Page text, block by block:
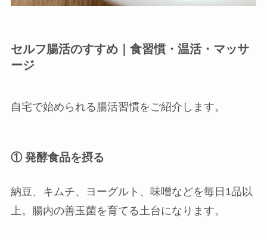
セルフ腸活のすすめ｜食習慣・温活・マッサ
ージ
自宅で始められる腸活習慣をご紹介します。
① 発酵食品を摂る
納豆、キムチ、ヨーグルト、味噌などを毎日1品以
上。腸内の善玉菌を育てる土台になります。